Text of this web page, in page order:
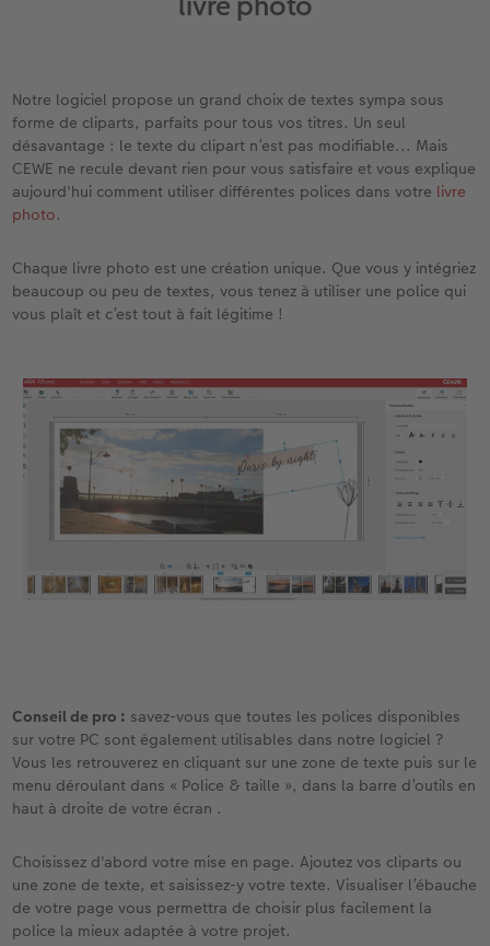
XXL Panorama
Petit Carré
Bébé
Types de couvertures
Possibilités
Effet relief
Accessoires
Art Collection
Modes de commande
Conseils pour vos livres photos
Tirages photo rétro carré
Marque-page photo
Tirage photo encadré
Lots de photos
Autocollants photo
Boîte photo souvenirs
Créez votre photo d'identité
Borne photo
Accessoires
Tableau photo prestige
Photo sur bois
hexxas
Décoration murale encadrée
Accessoires
Calendrier mural Fineline
Modèles créatifs
Accessoires
Textiles
Coques smartphones
Boîte cadeau
Tirages créatifs
Idées cadeaux
Faire-part de mariage
Faire-part d'anniversaire
Faire-part de communion
Effet relief
Mariage
Conséils décoration murale
Conseils pour votre livre photo
CEWE myPhotos
Tutoriels
Concours photo
Magazine CEWE
Tipa Awards
Pour les enfants
Cadeaux plus durables
Notre logiciel propose un grand choix de textes sympa sous
forme de cliparts, parfaits pour tous vos titres. Un seul
désavantage : le texte du clipart n’est pas modifiable... Mais
CEWE ne recule devant rien pour vous satisfaire et vous explique
aujourd'hui comment utiliser différentes polices dans votre livre
photo.
Chaque livre photo est une création unique. Que vous y intégriez
beaucoup ou peu de textes, vous tenez à utiliser une police qui
vous plaît et c’est tout à fait légitime !
Conseil de pro : savez-vous que toutes les polices disponibles
sur votre PC sont également utilisables dans notre logiciel ?
Vous les retrouverez en cliquant sur une zone de texte puis sur le
menu déroulant dans « Police & taille », dans la barre d’outils en
haut à droite de votre écran .
Choisissez d'abord votre mise en page. Ajoutez vos cliparts ou
une zone de texte, et saisissez-y votre texte. Visualiser l’ébauche
de votre page vous permettra de choisir plus facilement la
police la mieux adaptée à votre projet.